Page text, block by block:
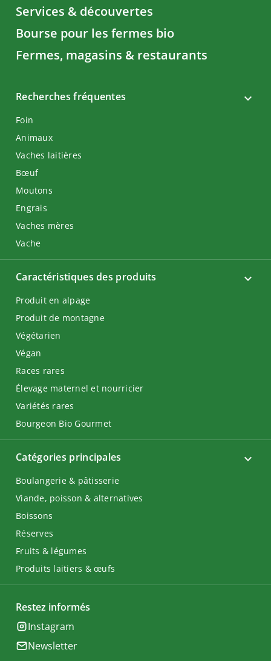
Services & découvertes
Bourse pour les fermes bio
Fermes, magasins & restaurants
Recherches fréquentes
Foin
Animaux
Vaches laitières
Bœuf
Moutons
Engrais
Vaches mères
Vache
Catégories principales
Boulangerie & pâtisserie
Viande, poisson & alternatives
Boissons
Réserves
Fruits & légumes
Produits laitiers & œufs
Caractéristiques des produits
Produit en alpage
Produit de montagne
Végétarien
Végan
Races rares
Élevage maternel et nourricier
Variétés rares
Bourgeon Bio Gourmet
Restez informés
Instagram
Newsletter